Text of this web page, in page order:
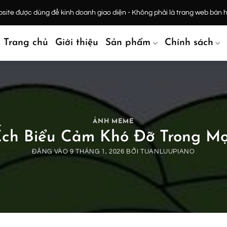
được dùng để kinh doanh giao diện - Không phải là trang web bán
Trang chủ Giới thiệu Sản phẩm Chính sách
ẢNH MEME
Biểu Cảm Khó Đỡ Trong
ĐĂNG VÀO9 THÁNG 1, 2026 BỞI TUANLUUPIANO